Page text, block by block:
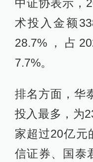
中证协表示，
术投入金额
28.7%，占
7.7%。
排名方面，华
投入最多，为
家超过20亿元
信证券、国泰